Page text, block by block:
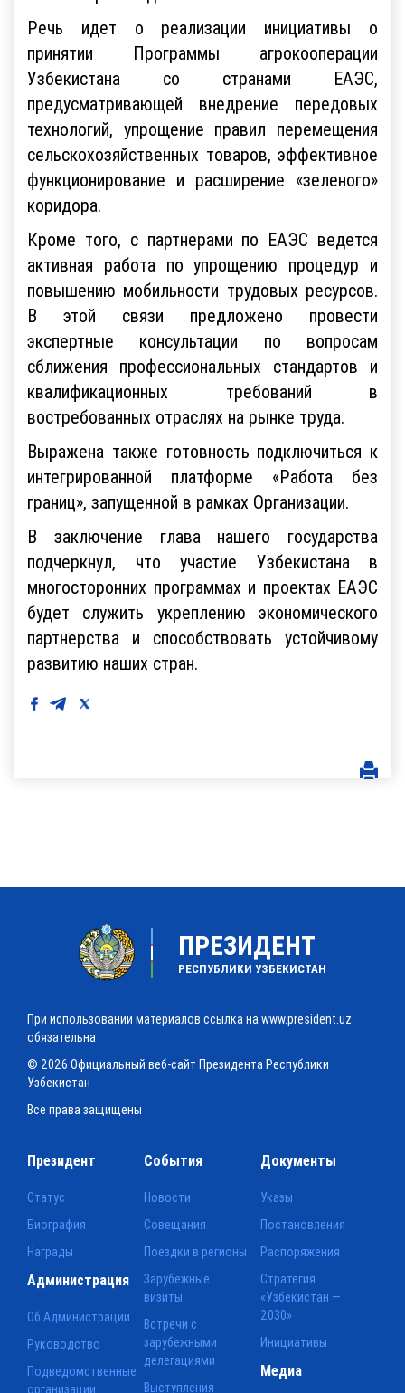
Речь идет о реализации инициативы о
принятии Программы агрокооперации
Узбекистана со странами ЕАЭС,
предусматривающей внедрение передовых
технологий, упрощение правил перемещения
сельскохозяйственных товаров, эффективное
функционирование и расширение «зеленого»
коридора.
Кроме того, с партнерами по ЕАЭС ведется
активная работа по упрощению процедур и
повышению мобильности трудовых ресурсов.
В этой связи предложено провести
экспертные консультации по вопросам
сближения профессиональных стандартов и
квалификационных требований в
востребованных отраслях на рынке труда.
Выражена также готовность подключиться к
интегрированной платформе «Работа без
границ», запущенной в рамках Организации.
В заключение глава нашего государства
подчеркнул, что участие Узбекистана в
многосторонних программах и проектах ЕАЭС
будет служить укреплению экономического
партнерства и способствовать устойчивому
развитию наших стран.
ПРЕЗИДЕНТ
РЕСПУБЛИКИ УЗБЕКИСТАН
При использовании материалов ссылка на www.president.uz
обязательна
© 2026 Официальный веб-сайт Президента Республики
Узбекистан
Все права защищены
Президент
Статус
Биография
Награды
События
Новости
Совещания
Поездки в регионы
Зарубежные
визиты
Встречи с
зарубежными
делегациями
Выступления
Документы
Указы
Постановления
Распоряжения
Стратегия
«Узбекистан —
2030»
Инициативы
Администрация
Об Администрации
Руководство
Подведомственные
организации
Медиа